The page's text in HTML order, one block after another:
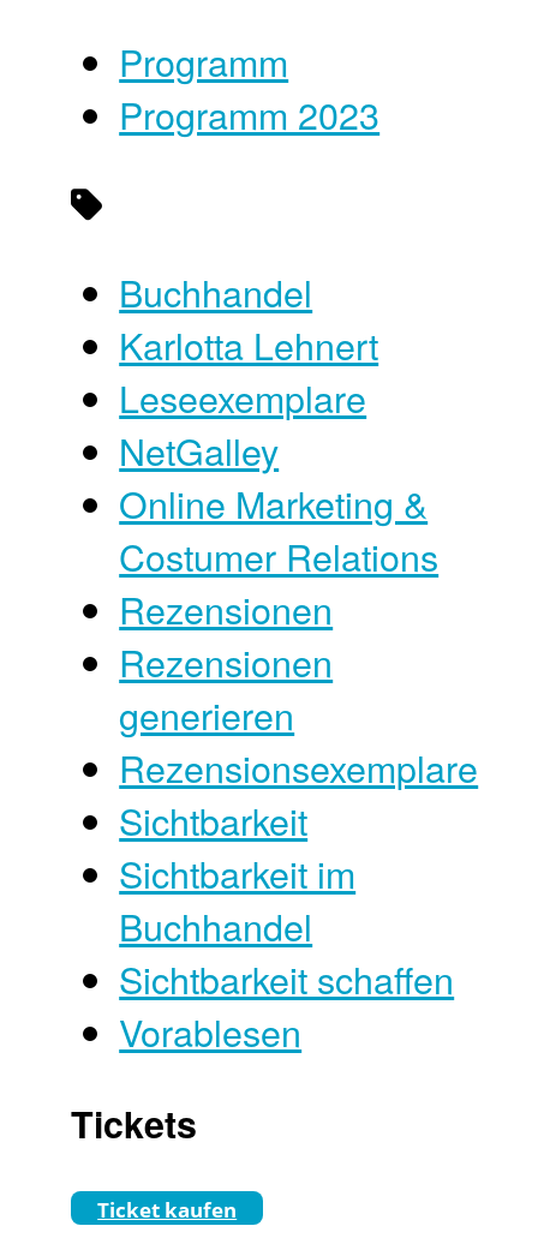
Programm
Programm 2023
Buchhandel
Karlotta Lehnert
Leseexemplare
NetGalley
Online Marketing &
Costumer Relations
Rezensionen
Rezensionen
generieren
Rezensionsexemplare
Sichtbarkeit
Sichtbarkeit im
Buchhandel
Sichtbarkeit schaffen
Vorablesen
Tickets
Ticket kaufen